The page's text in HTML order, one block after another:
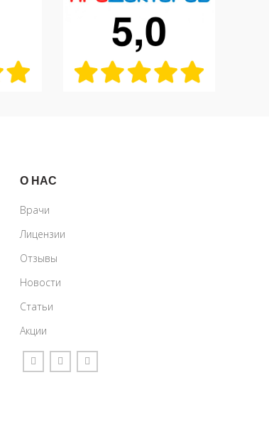
О НАС
Врачи
Лицензии
Отзывы
Новости
Статьи
Акции